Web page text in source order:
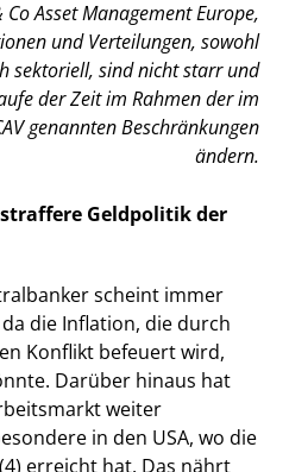
Asset Management Europe,
und Verteilungen, sowohl
sektoriell, sind nicht starr und
der Zeit im Rahmen der im
genannten Beschränkungen
ändern.
Geldpolitik der
scheint immer
die Inflation, die durch
Konflikt befeuert wird,
Darüber hinaus hat
weiter
in den USA, wo die
(4) erreicht hat. Das nährt